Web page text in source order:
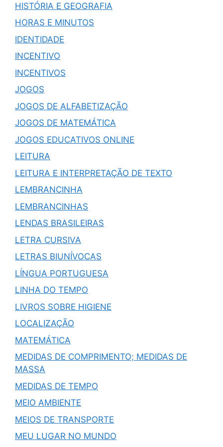
HISTÓRIA E GEOGRAFIA
HORAS E MINUTOS
IDENTIDADE
INCENTIVO
INCENTIVOS
JOGOS
JOGOS DE ALFABETIZAÇÃO
JOGOS DE MATEMÁTICA
JOGOS EDUCATIVOS ONLINE
LEITURA
LEITURA E INTERPRETAÇÃO DE TEXTO
LEMBRANCINHA
LEMBRANCINHAS
LENDAS BRASILEIRAS
LETRA CURSIVA
LETRAS BIUNÍVOCAS
LÍNGUA PORTUGUESA
LINHA DO TEMPO
LIVROS SOBRE HIGIENE
LOCALIZAÇÃO
MATEMÁTICA
MEDIDAS DE COMPRIMENTO; MEDIDAS DE
MASSA
MEDIDAS DE TEMPO
MEIO AMBIENTE
MEIOS DE TRANSPORTE
MEU LUGAR NO MUNDO